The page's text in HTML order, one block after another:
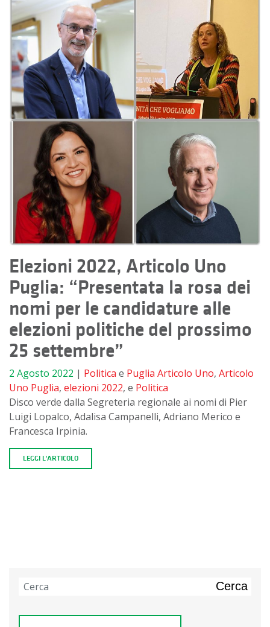
Elezioni 2022, Articolo Uno
Puglia: “Presentata la rosa dei
nomi per le candidature alle
elezioni politiche del prossimo
25 settembre”
2 Agosto 2022 | Politica e Puglia Articolo Uno, Articolo
Uno Puglia, elezioni 2022, e Politica
Disco verde dalla Segreteria regionale ai nomi di Pier
Luigi Lopalco, Adalisa Campanelli, Adriano Merico e
Francesca Irpinia.
LEGGI L'ARTICOLO
Cerca